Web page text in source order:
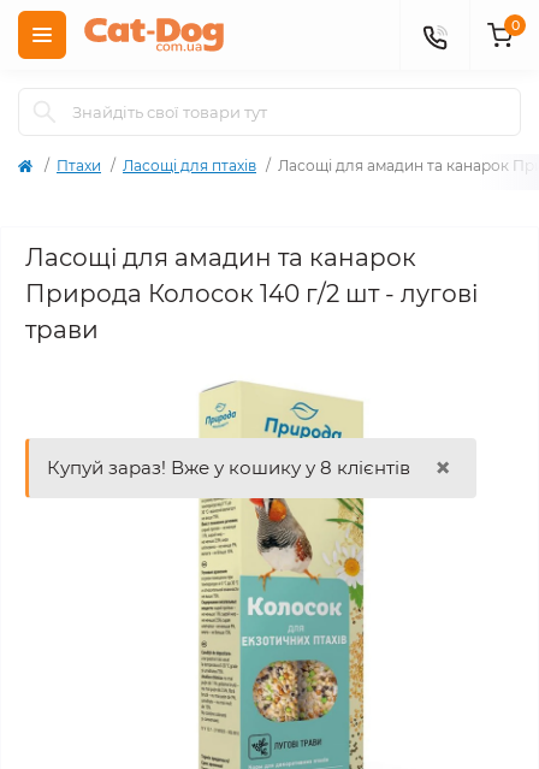
0
Птахи Ласощі для птахів Ласощі для амадин та канарок
Ласощі для амадин та канарок
Природа Колосок 140 г/2 шт - лугові
трави
Купуй зараз! Вже у кошику у 8 клієнтів ×